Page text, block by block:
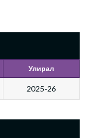
Улирал
2025-26